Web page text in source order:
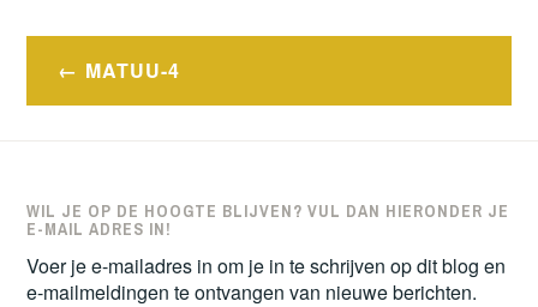
Bericht
navigatie
MATUU-4
WIL JE OP DE HOOGTE BLIJVEN? VUL DAN HIERONDER JE
E-MAIL ADRES IN!
Voer je e-mailadres in om je in te schrijven op dit blog en
e-mailmeldingen te ontvangen van nieuwe berichten.